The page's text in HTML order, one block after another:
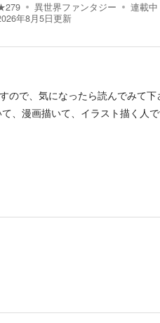
279 異世界ファンタジー 連載中
年8月5日更新
ので、気になったら読んでみて
、漫画描いて、イラスト描く人